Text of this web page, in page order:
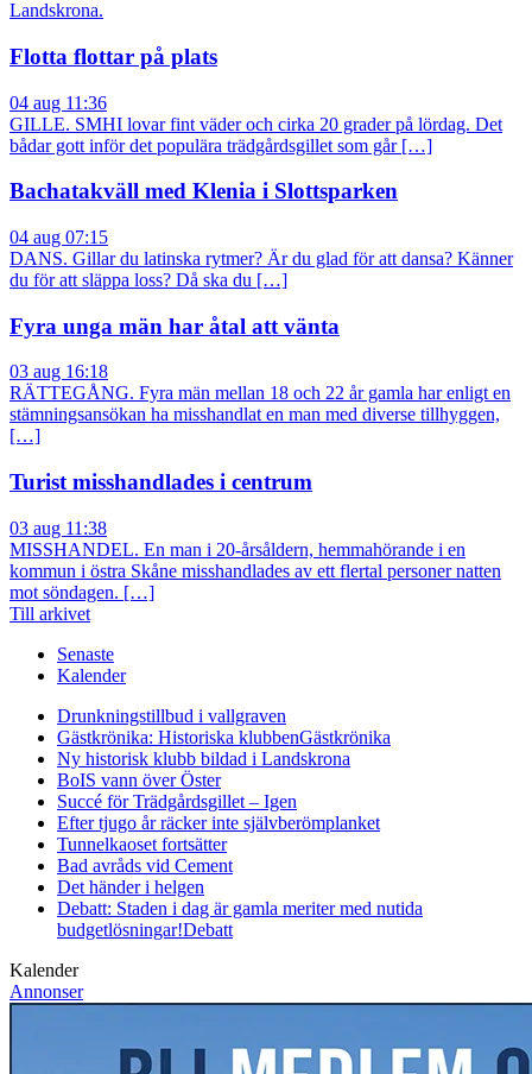
Landskrona.
Flotta flottar på plats
04 aug 11:36
GILLE. SMHI lovar fint väder och cirka 20 grader på lördag. Det
bådar gott inför det populära trädgårdsgillet som går […]
Bachatakväll med Klenia i Slottsparken
04 aug 07:15
DANS. Gillar du latinska rytmer? Är du glad för att dansa? Känner
du för att släppa loss? Då ska du […]
Fyra unga män har åtal att vänta
03 aug 16:18
RÄTTEGÅNG. Fyra män mellan 18 och 22 år gamla har enligt en
stämningsansökan ha misshandlat en man med diverse tillhyggen,
[…]
Turist misshandlades i centrum
03 aug 11:38
MISSHANDEL. En man i 20-årsåldern, hemmahörande i en
kommun i östra Skåne misshandlades av ett flertal personer natten
mot söndagen. […]
Till arkivet
Senaste
Kalender
Drunkningstillbud i vallgraven
Gästkrönika: Historiska klubbenGästkrönika
Ny historisk klubb bildad i Landskrona
BoIS vann över Öster
Succé för Trädgårdsgillet – Igen
Efter tjugo år räcker inte självberömplanket
Tunnelkaoset fortsätter
Bad avråds vid Cement
Det händer i helgen
Debatt: Staden i dag är gamla meriter med nutida
budgetlösningar!Debatt
Kalender
Annonser